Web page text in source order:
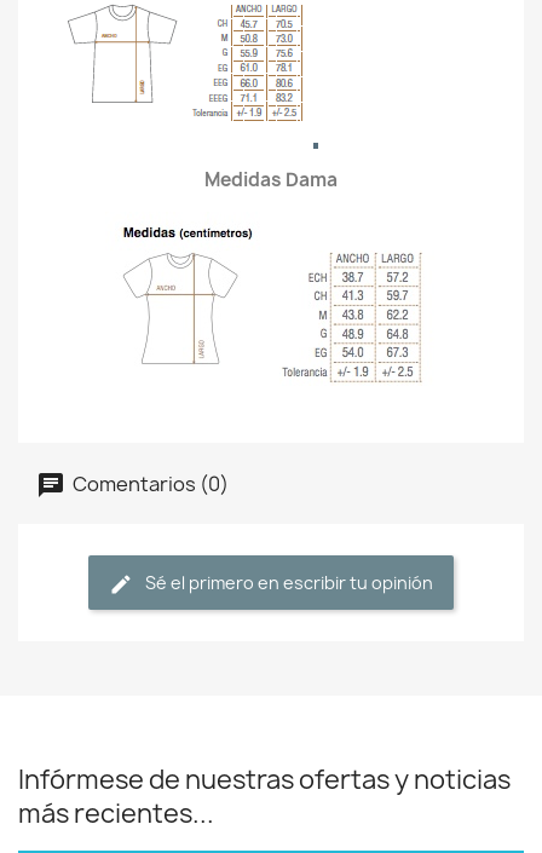
Medidas Dama
Comentarios (0)
Sé el primero en escribir tu opinión
Infórmese de nuestras ofertas y noticias
más recientes...